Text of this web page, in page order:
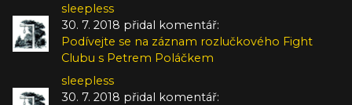
sleepless
30. 7. 2018 přidal komentář:
Podívejte se na záznam rozlučkového Fight
Clubu s Petrem Poláčkem
sleepless
30. 7. 2018 přidal komentář: